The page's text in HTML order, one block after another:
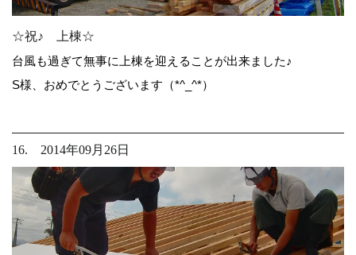
☆祝♪ 上棟☆
台風も過ぎて無事に上棟を迎えることが出来ました♪
S様、おめでとうございます（*^_^*）
16. 2014年09月26日